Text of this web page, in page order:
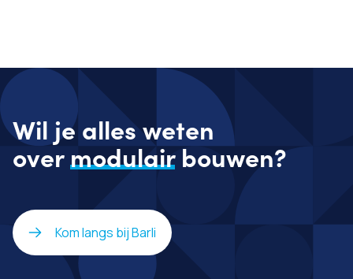
Wil je alles weten
overmodulairbouwen?
Kom langs bij Barli